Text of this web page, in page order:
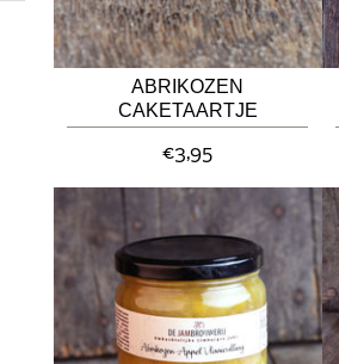
ABRIKOZEN
CAKETAARTJE
€3,95